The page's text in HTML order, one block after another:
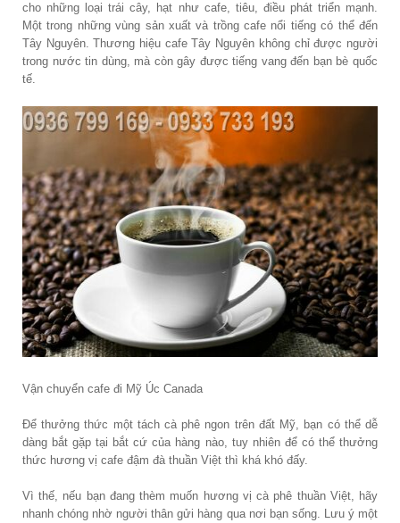
cho những loại trái cây, hạt như cafe, tiêu, điều phát triển mạnh.
Một trong những vùng sản xuất và trồng cafe nổi tiếng có thể đến
Tây Nguyên. Thương hiệu cafe Tây Nguyên không chỉ được người
trong nước tin dùng, mà còn gây được tiếng vang đến bạn bè quốc
tế.
Vận chuyển cafe đi Mỹ Úc Canada
Để thưởng thức một tách cà phê ngon trên đất Mỹ, bạn có thể dễ
dàng bắt gặp tại bắt cứ của hàng nào, tuy nhiên để có thể thưởng
thức hương vị cafe đậm đà thuần Việt thì khá khó đấy.
Vì thế, nếu bạn đang thèm muốn hương vị cà phê thuần Việt, hãy
nhanh chóng nhờ người thân gửi hàng qua nơi bạn sống. Lưu ý một